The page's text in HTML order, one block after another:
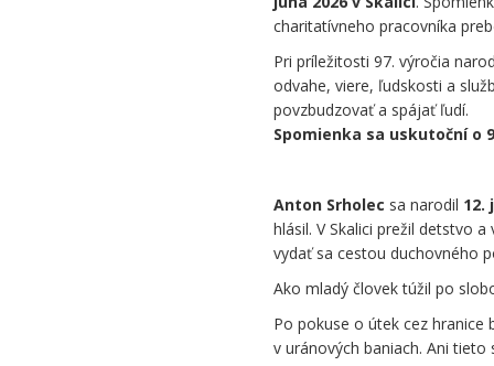
charitatívneho pracovníka
Pri príležitosti 97. výročia
odvahe, viere, ľudskosti a
povzbudzovať a spájať ľudí.
Spomienka sa uskutoční o
Anton Srholec sa narodil 12.
hlásil. V Skalici prežil detstvo
vydať sa cestou duchovného
Ako mladý človek túžil po
Po pokuse o útek cez hranice
v uránových baniach. Ani